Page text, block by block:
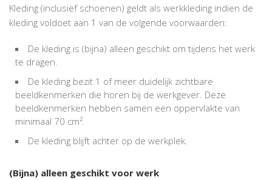
Kleding (inclusief schoenen) geldt als werkkleding indien de
kleding voldoet aan 1 van de volgende voorwaarden:
De kleding is (bijna) alleen geschikt om tijdens het werk
te dragen.
De kleding bezit 1 of meer duidelijk zichtbare
beeldkenmerken die horen bij de werkgever. Deze
beeldkenmerken hebben samen een oppervlakte van
minimaal 70 cm².
De kleding blijft achter op de werkplek.
(Bijna) alleen geschikt voor werk